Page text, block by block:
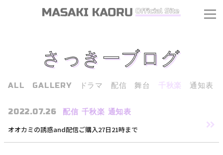
さっきーブログ
ALL GALLERY ドラマ 配信 舞台 千秋楽 通知表
2022.07.26 配信 千秋楽 通知表
オオカミの誘惑and配信ご購入27日21時まで